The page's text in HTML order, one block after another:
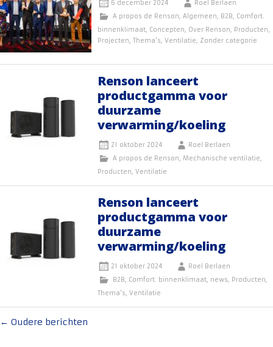
6 december 2024
Roel Berlaen
A propos de Renson, Algemeen, B2B, Comfort.
binnenklimaat, Concepten, Over Renson, Producten,
Projecten, Thema's, Ventilatie, Zonder categorie
Renson lanceert
productgamma voor
duurzame
verwarming/koeling
21 oktober 2024
Roel Berlaen
A propos de Renson, Mechanische ventilatie,
Producten, Ventilatie
Renson lanceert
productgamma voor
duurzame
verwarming/koeling
21 oktober 2024
Roel Berlaen
B2B, Comfort. binnenklimaat, news, Producten,
Thema's, Ventilatie
Berichten
← Oudere berichten